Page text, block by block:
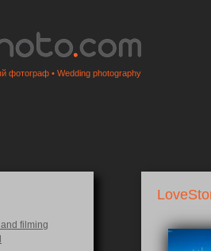
фотограф • Wedding photography
filming